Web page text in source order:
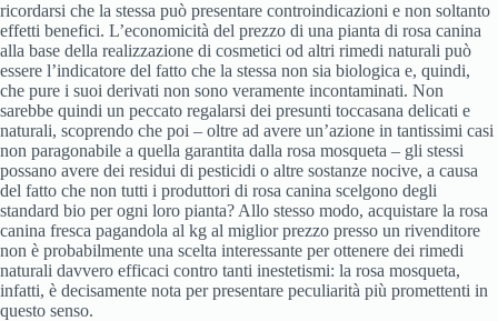
ricordarsi che la stessa può presentare controindicazioni e non soltanto
effetti benefici. L’economicità del prezzo di una pianta di rosa canina
alla base della realizzazione di cosmetici od altri rimedi naturali può
essere l’indicatore del fatto che la stessa non sia biologica e, quindi,
che pure i suoi derivati non sono veramente incontaminati. Non
sarebbe quindi un peccato regalarsi dei presunti toccasana delicati e
naturali, scoprendo che poi – oltre ad avere un’azione in tantissimi casi
non paragonabile a quella garantita dalla rosa mosqueta – gli stessi
possano avere dei residui di pesticidi o altre sostanze nocive, a causa
del fatto che non tutti i produttori di rosa canina scelgono degli
standard bio per ogni loro pianta? Allo stesso modo, acquistare la rosa
canina fresca pagandola al kg al miglior prezzo presso un rivenditore
non è probabilmente una scelta interessante per ottenere dei rimedi
naturali davvero efficaci contro tanti inestetismi: la rosa mosqueta,
infatti, è decisamente nota per presentare peculiarità più promettenti in
questo senso.